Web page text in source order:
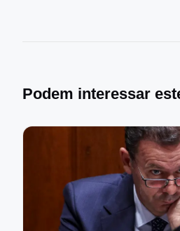
Podem interessar